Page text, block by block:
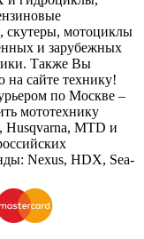
скутеры, мотоциклы
и зарубежных
Также Вы
на сайте технику!
по Москве –
мототехнику
Husqvarna, MTD и
Nexus, HDX, Sea-